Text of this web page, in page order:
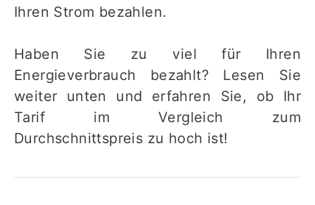
Ihren Strom bezahlen.
Haben Sie zu viel für Ihren
Energieverbrauch bezahlt? Lesen Sie
weiter unten und erfahren Sie, ob Ihr
Tarif im Vergleich zum
Durchschnittspreis zu hoch ist!